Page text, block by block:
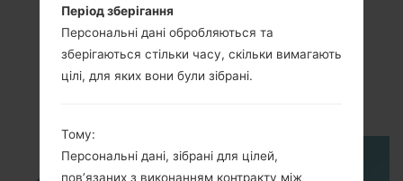
ВідеоSamsung GT-
Період зберігання
Персональні дані обробляються та
зберігаються стільки часу, скільки вимагають
цілі, для яких вони були зібрані.
Тому:
Персональні дані, зібрані для цілей,
пов’язаних з виконанням контракту між